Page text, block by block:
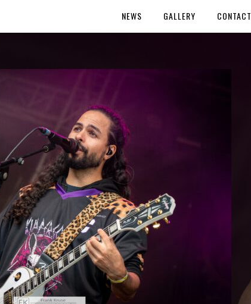
NEWS GALLERY CONTACT